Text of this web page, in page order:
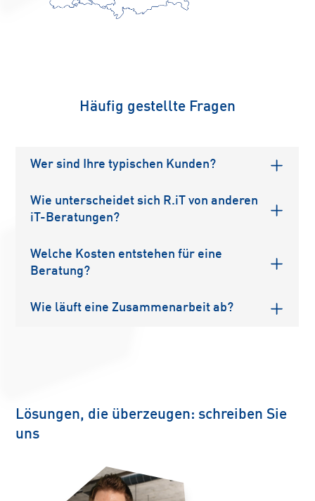
Häufig gestellte Fragen
Wer sind Ihre typischen Kunden?
Unternehmen aus Deutschland, die sich zukunftsfähig aufstellen
möchten – häufig mit 50 bis 250 Mitarbeitenden. Unsere Kunden
schätzen eine praxisnahe Beratung, klare Kommunikation und
Wie unterscheidet sich R.iT von anderen
iT-Beratungen?
Tiefgang. Bei uns stehen nicht nur Systeme im Fokus, sondern
auch Menschen, Prozesse und der kulturelle Wandel. Unser Ziel:
Aus Digitalisierung echten Fortschritt machen – pragmatisch,
Welche Kosten entstehen für eine
Beratung?
Deshalb erstellen wir nach einem ersten Gespräch ein
transparentes, auf Ihre Ziele abgestimmtes Angebot – ob für
Wie läuft eine Zusammenarbeit ab?
Lösungen, die überzeugen: schreiben Sie
uns